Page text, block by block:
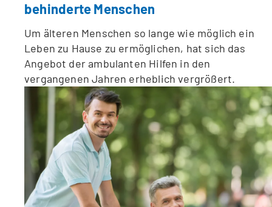
behinderte Menschen
Um älteren Menschen so lange wie möglich ein
Leben zu Hause zu ermöglichen, hat sich das
Angebot der ambulanten Hilfen in den
vergangenen Jahren erheblich vergrößert.